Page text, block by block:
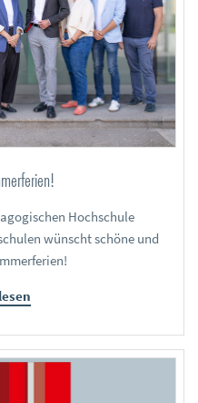
Hochschule
wünscht schöne und